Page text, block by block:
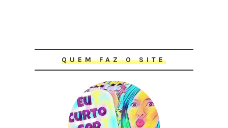
QUEM FAZ O SITE